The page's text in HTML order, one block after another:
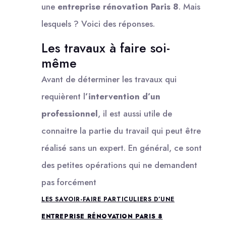
une entreprise rénovation Paris 8. Mais
lesquels ? Voici des réponses.
Les travaux à faire soi-
même
Avant de déterminer les travaux qui
requièrent l’intervention d’un
professionnel, il est aussi utile de
connaitre la partie du travail qui peut être
réalisé sans un expert. En général, ce sont
des petites opérations qui ne demandent
pas forcément
LES SAVOIR-FAIRE PARTICULIERS D’UNE
ENTREPRISE RÉNOVATION PARIS 8